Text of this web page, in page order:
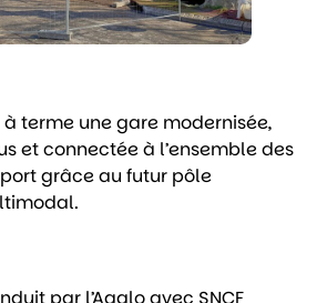
terme une gare modernisée,
et connectée à l’ensemble des
grâce au futur pôle